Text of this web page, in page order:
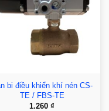
bi điều khiển khí nén CS-
TE / FBS-TE
1.260 ₫